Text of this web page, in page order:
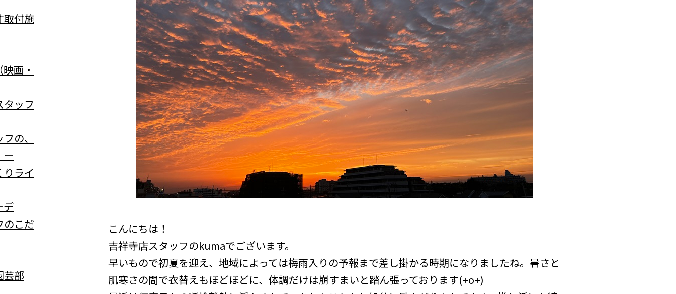
こんにちは！
吉祥寺店スタッフのkumaでございます。
早いもので初夏を迎え、地域によっては梅雨入りの予報まで差し掛かる時期になりましたね。暑さと
肌寒さの間で衣替えもほどほどに、体調だけは崩すまいと踏ん張っております(+o+)
取付施
画・
ッフ
の、
ー
ライ
デ
のこだ
芸部